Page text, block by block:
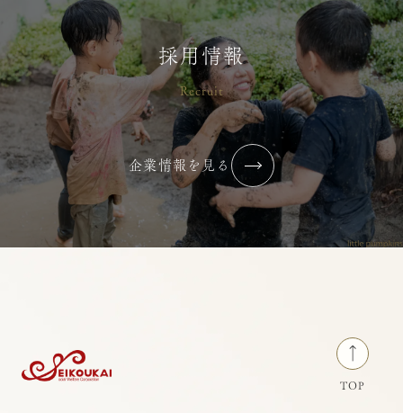
採用情報
Recruit
企業情報を見る
TOP